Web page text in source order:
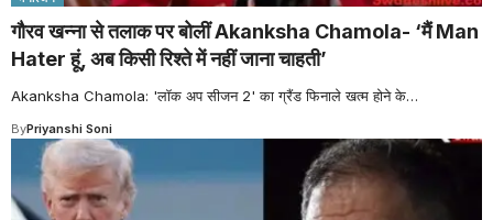
गौरव खन्ना से तलाक पर बोलीं Akanksha Chamola- ‘मैं Man
Hater हूं, अब किसी रिश्ते में नहीं जाना चाहती’
Akanksha Chamola: 'लॉक अप सीजन 2' का ग्रैंड फिनाले खत्म होने के…
ByPriyanshi Soni